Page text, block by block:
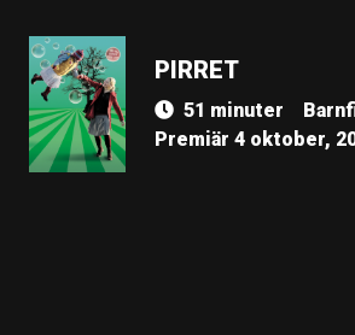
PIRRET
51 minuter
Premiär 4 oktober,